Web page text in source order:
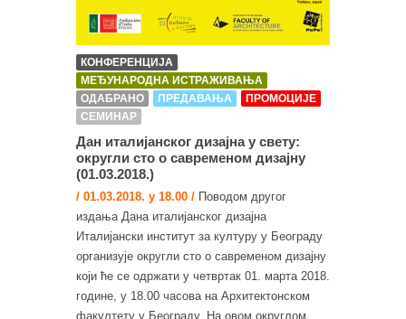
КОНФЕРЕНЦИЈА
МЕЂУНАРОДНА ИСТРАЖИВАЊА
ОДАБРАНО
ПРЕДАВАЊА
ПРОМОЦИЈЕ
СЕМИНАР
Дан италијанског дизајна у свету:
округли сто о савременом дизајну
(01.03.2018.)
/ 01.03.2018. у 18.00 / Поводом другог
издања Дана италијанског дизајна
Италијански институт за културу у Београду
организује округли сто о савременом дизајну
који ће се одржати у четвртак 01. марта 2018.
године, у 18.00 часова на Архитектонском
факултету у Београду. На овом округлом